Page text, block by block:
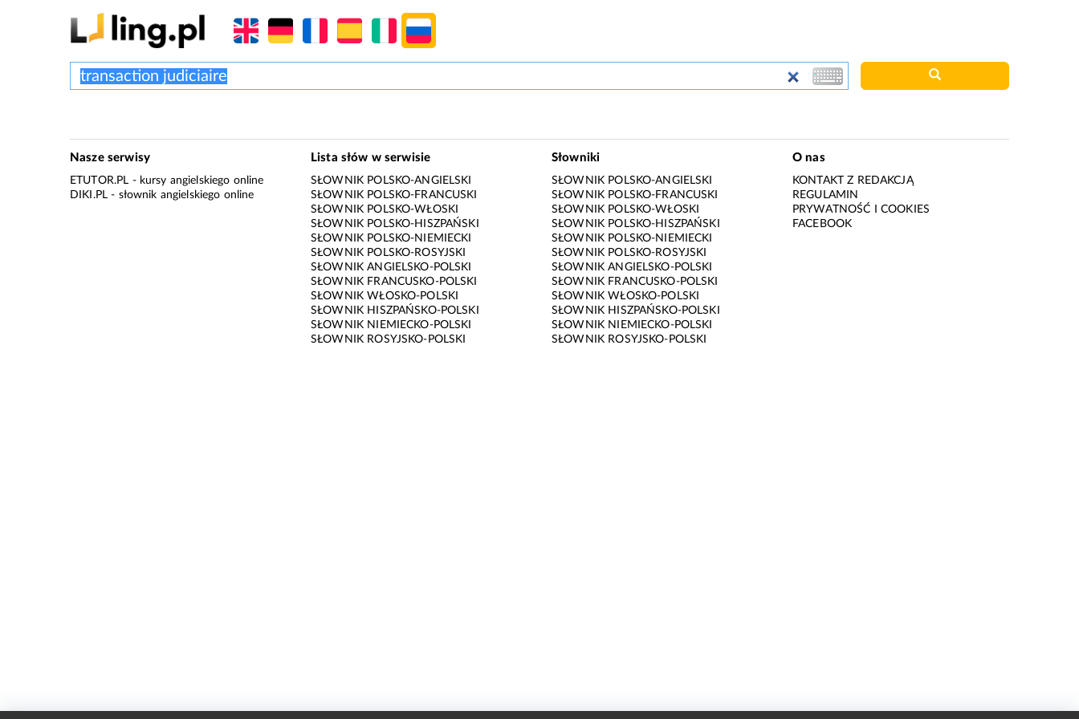
Nasze serwisy
ETUTOR.PL - kursy angielskiego online
DIKI.PL - słownik angielskiego online
Lista słów w serwisie
SŁOWNIK POLSKO-ANGIELSKI
SŁOWNIK POLSKO-FRANCUSKI
SŁOWNIK POLSKO-WŁOSKI
SŁOWNIK POLSKO-HISZPAŃSKI
SŁOWNIK POLSKO-NIEMIECKI
SŁOWNIK POLSKO-ROSYJSKI
SŁOWNIK ANGIELSKO-POLSKI
SŁOWNIK FRANCUSKO-POLSKI
SŁOWNIK WŁOSKO-POLSKI
SŁOWNIK HISZPAŃSKO-POLSKI
SŁOWNIK NIEMIECKO-POLSKI
SŁOWNIK ROSYJSKO-POLSKI
Słowniki
SŁOWNIK POLSKO-ANGIELSKI
SŁOWNIK POLSKO-FRANCUSKI
SŁOWNIK POLSKO-WŁOSKI
SŁOWNIK POLSKO-HISZPAŃSKI
SŁOWNIK POLSKO-NIEMIECKI
SŁOWNIK POLSKO-ROSYJSKI
SŁOWNIK ANGIELSKO-POLSKI
SŁOWNIK FRANCUSKO-POLSKI
SŁOWNIK WŁOSKO-POLSKI
SŁOWNIK HISZPAŃSKO-POLSKI
SŁOWNIK NIEMIECKO-POLSKI
SŁOWNIK ROSYJSKO-POLSKI
O nas
KONTAKT Z REDAKCJĄ
REGULAMIN
PRYWATNOŚĆ I COOKIES
FACEBOOK